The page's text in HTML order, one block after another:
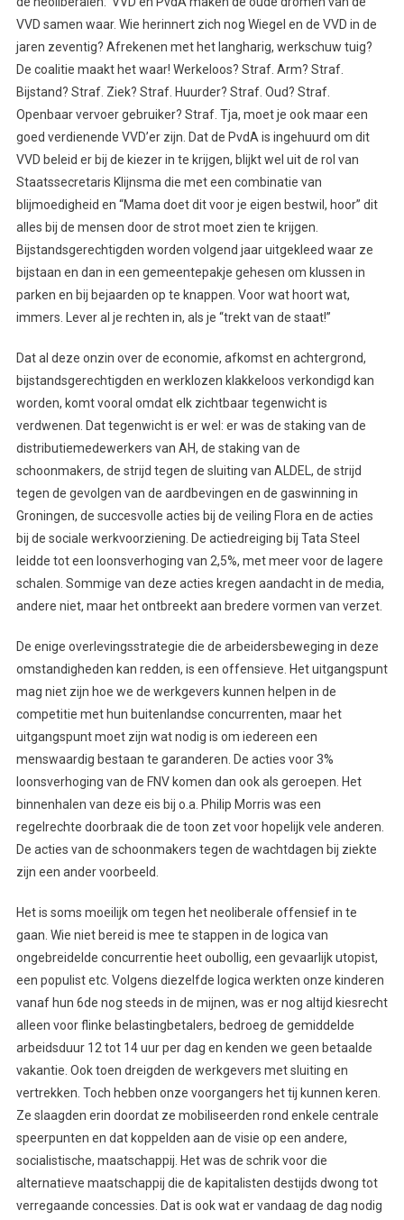
VVD samen waar. Wie herinnert zich nog Wiegel en de VVD in de
jaren zeventig? Afrekenen met het langharig, werkschuw tuig?
De coalitie maakt het waar! Werkeloos? Straf. Arm? Straf.
Bijstand? Straf. Ziek? Straf. Huurder? Straf. Oud? Straf.
Openbaar vervoer gebruiker? Straf. Tja, moet je ook maar een
goed verdienende VVD’er zijn. Dat de PvdA is ingehuurd om dit
VVD beleid er bij de kiezer in te krijgen, blijkt wel uit de rol van
Staatssecretaris Klijnsma die met een combinatie van
blijmoedigheid en “Mama doet dit voor je eigen bestwil, hoor” dit
alles bij de mensen door de strot moet zien te krijgen.
Bijstandsgerechtigden worden volgend jaar uitgekleed waar ze
bijstaan en dan in een gemeentepakje gehesen om klussen in
parken en bij bejaarden op te knappen. Voor wat hoort wat,
immers. Lever al je rechten in, als je “trekt van de staat!”
Dat al deze onzin over de economie, afkomst en achtergrond,
bijstandsgerechtigden en werklozen klakkeloos verkondigd kan
worden, komt vooral omdat elk zichtbaar tegenwicht is
verdwenen. Dat tegenwicht is er wel: er was de staking van de
distributiemedewerkers van AH, de staking van de
schoonmakers, de strijd tegen de sluiting van ALDEL, de strijd
tegen de gevolgen van de aardbevingen en de gaswinning in
Groningen, de succesvolle acties bij de veiling Flora en de acties
bij de sociale werkvoorziening. De actiedreiging bij Tata Steel
leidde tot een loonsverhoging van 2,5%, met meer voor de lagere
schalen. Sommige van deze acties kregen aandacht in de media,
andere niet, maar het ontbreekt aan bredere vormen van verzet.
De enige overlevingsstrategie die de arbeidersbeweging in deze
omstandigheden kan redden, is een offensieve. Het uitgangspunt
mag niet zijn hoe we de werkgevers kunnen helpen in de
competitie met hun buitenlandse concurrenten, maar het
uitgangspunt moet zijn wat nodig is om iedereen een
menswaardig bestaan te garanderen. De acties voor 3%
loonsverhoging van de FNV komen dan ook als geroepen. Het
binnenhalen van deze eis bij o.a. Philip Morris was een
regelrechte doorbraak die de toon zet voor hopelijk vele anderen.
De acties van de schoonmakers tegen de wachtdagen bij ziekte
zijn een ander voorbeeld.
Het is soms moeilijk om tegen het neoliberale offensief in te
gaan. Wie niet bereid is mee te stappen in de logica van
ongebreidelde concurrentie heet oubollig, een gevaarlijk utopist,
een populist etc. Volgens diezelfde logica werkten onze kinderen
vanaf hun 6de nog steeds in de mijnen, was er nog altijd kiesrecht
alleen voor flinke belastingbetalers, bedroeg de gemiddelde
arbeidsduur 12 tot 14 uur per dag en kenden we geen betaalde
vakantie. Ook toen dreigden de werkgevers met sluiting en
vertrekken. Toch hebben onze voorgangers het tij kunnen keren.
Ze slaagden erin doordat ze mobiliseerden rond enkele centrale
speerpunten en dat koppelden aan de visie op een andere,
socialistische, maatschappij. Het was de schrik voor die
alternatieve maatschappij die de kapitalisten destijds dwong tot
verregaande concessies. Dat is ook wat er vandaag de dag nodig